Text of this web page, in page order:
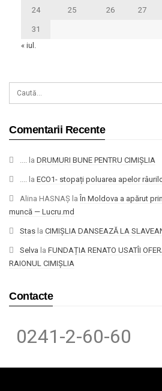
24 25 26 27
31
« iul.
Comentarii Recente
la DRUMURI BUNE PENTRU CIMIȘLIA
la ECO1- stopați poluarea apelor
Alina HASNAȘ la În Moldova a apărut
muncă — Lucru.md
Stas la CIMIȘLIA DANSEAZĂ LA
Selva la FUNDAȚIA RENATO USATÎI
RAIONUL CIMIȘLIA
Contacte
0241-2-60-60